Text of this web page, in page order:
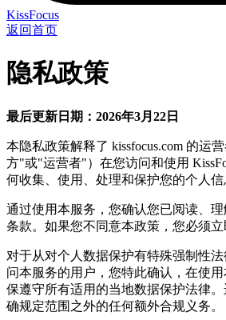
KissFocus
返回首页
隐私政策
最后更新日期：2026年3月22日
本隐私政策解释了 kissfocus.com 的运
方"或"运营者"）在您访问和使用
何收集、使用、处理和保护您的个人信
通过使用本服务，您确认您已阅读、
条款。如果您不同意本政策，您必须立
对于从对个人数据保护有特殊强制性
问本服务的用户，您特此确认，在使
保遵守所有适用的当地数据保护法律
确规定范围之外的任何额外合规义务。